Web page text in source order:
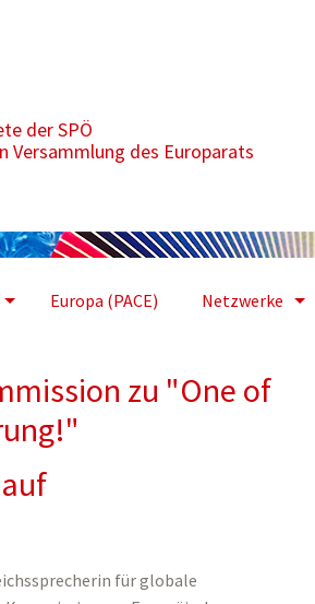
der SPÖ
Versammlung des Europarats
Europa (PACE) Netzwerke
zu "One of
für globale